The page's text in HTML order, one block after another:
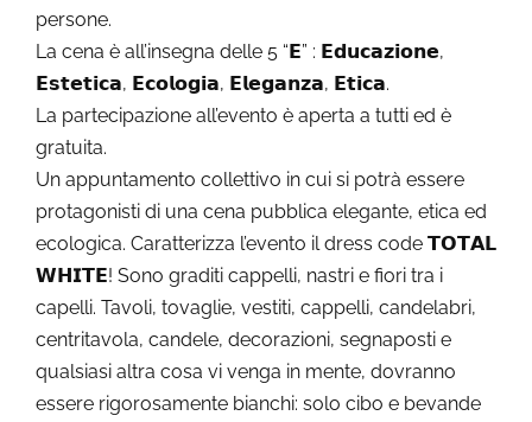
persone.
La cena è all’insegna delle 5 “𝗘” : 𝗘𝗱𝘂𝗰𝗮𝘇𝗶𝗼𝗻𝗲,
𝗘𝘀𝘁𝗲𝘁𝗶𝗰𝗮, 𝗘𝗰𝗼𝗹𝗼𝗴𝗶𝗮, 𝗘𝗹𝗲𝗴𝗮𝗻𝘇𝗮, 𝗘𝘁𝗶𝗰𝗮.
La partecipazione all’evento è aperta a tutti ed è
gratuita.
Un appuntamento collettivo in cui si potrà essere
protagonisti di una cena pubblica elegante, etica ed
ecologica. Caratterizza l’evento il dress code 𝗧𝗢𝗧𝗔𝗟
𝗪𝗛𝗜𝗧𝗘! Sono graditi cappelli, nastri e fiori tra i
capelli. Tavoli, tovaglie, vestiti, cappelli, candelabri,
centritavola, candele, decorazioni, segnaposti e
qualsiasi altra cosa vi venga in mente, dovranno
essere rigorosamente bianchi: solo cibo e bevande